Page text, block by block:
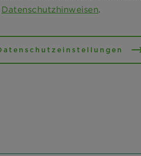
Datenschutzhinweisen.